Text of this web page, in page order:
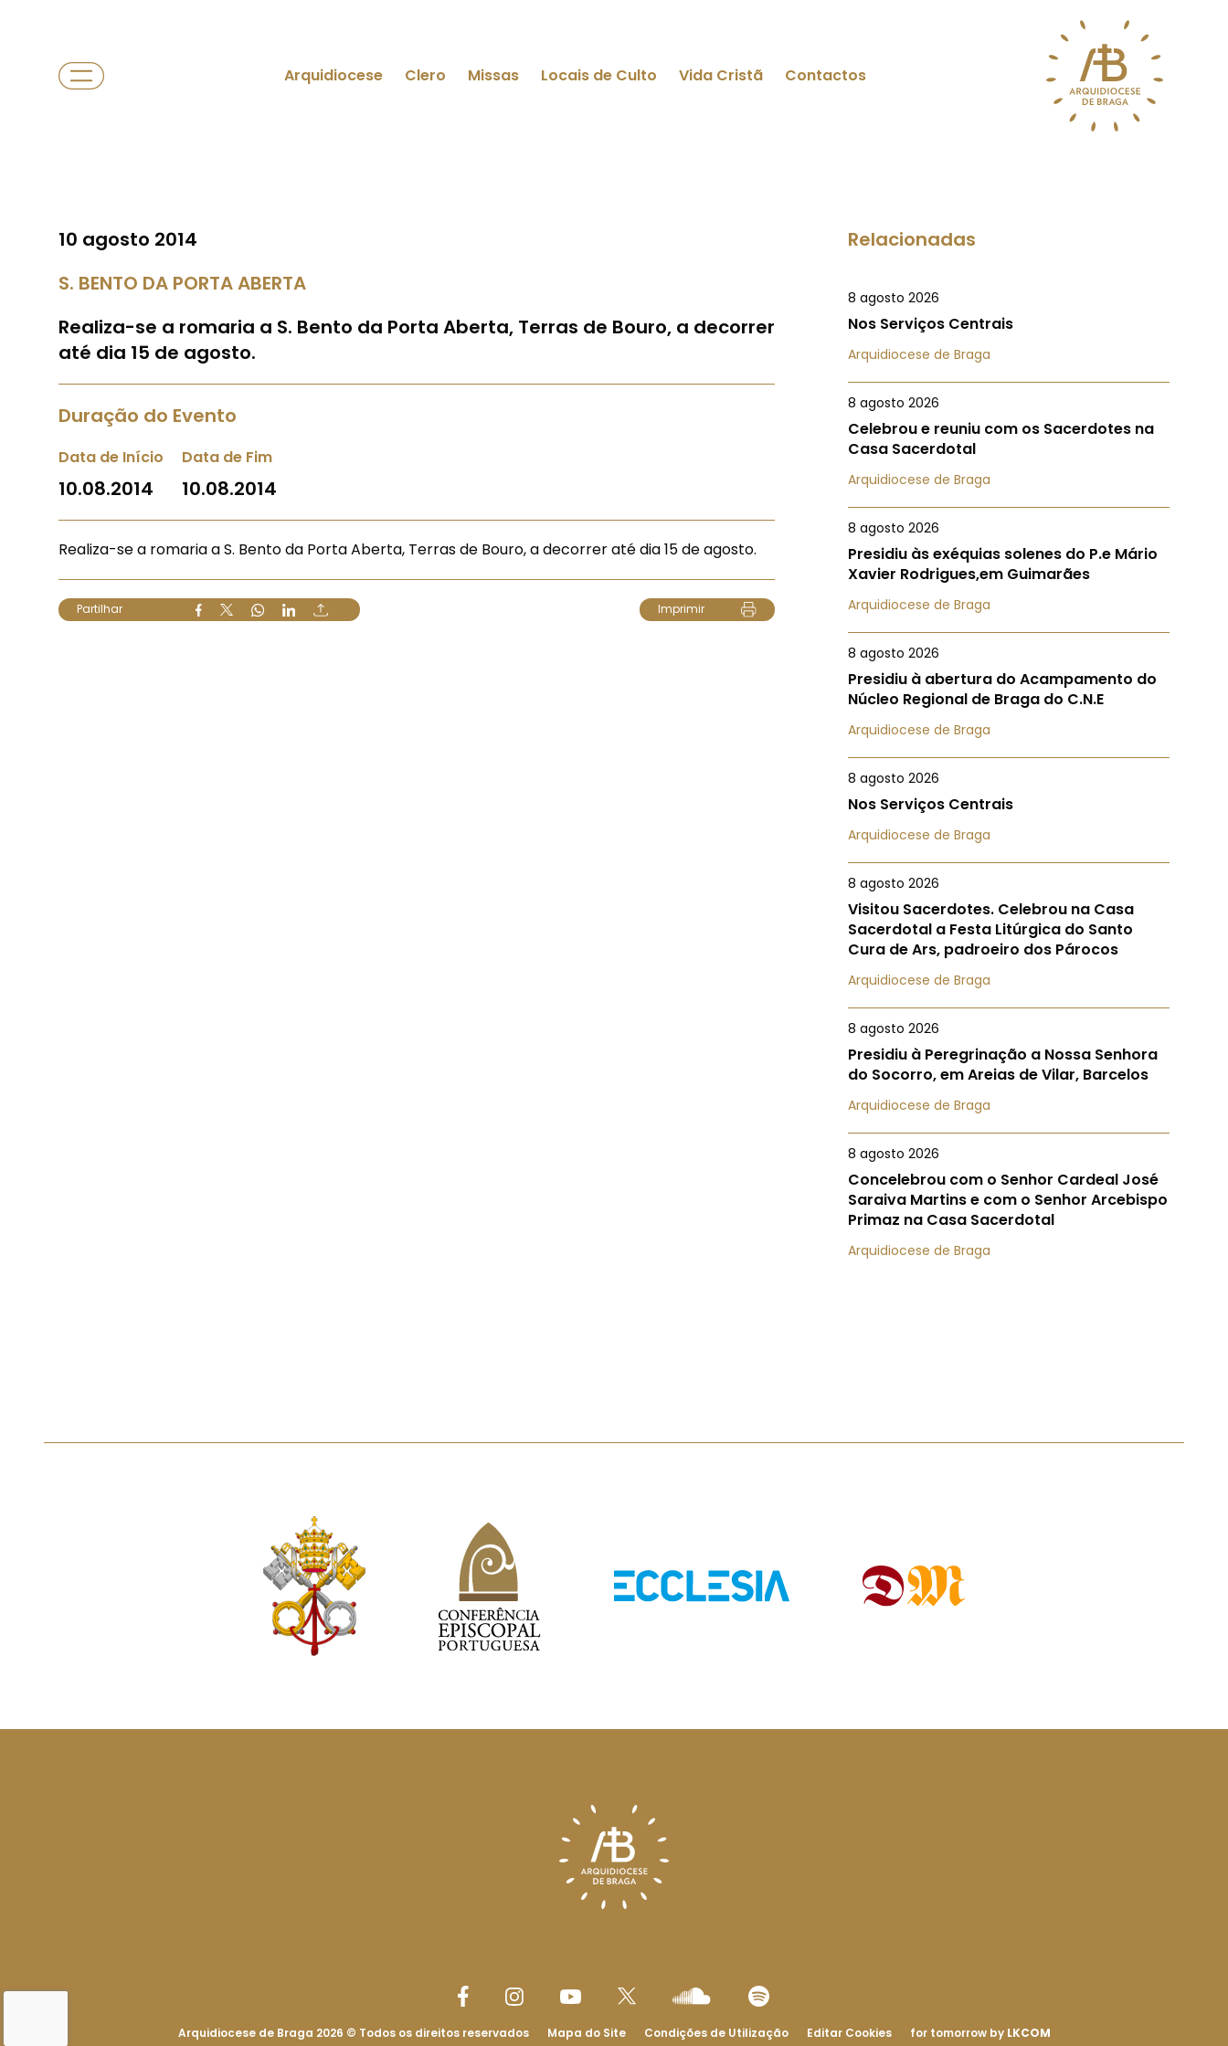
Arquidiocese Clero Missas Locais de Culto Vida Cristã Contactos
10 agosto 2014
S. BENTO DA PORTA ABERTA
Realiza-se a romaria a S. Bento da Porta Aberta, Terras de Bouro, a decorrer
até dia 15 de agosto.
Duração do Evento
Data de Início
10.08.2014
Data de Fim
10.08.2014
Realiza-se a romaria a S. Bento da Porta Aberta, Terras de Bouro, a decorrer até dia 15 de agosto.
Partilhar Imprimir
Relacionadas
8 agosto 2026
Nos Serviços Centrais
Arquidiocese de Braga
8 agosto 2026
Celebrou e reuniu com os Sacerdotes na
Casa Sacerdotal
Arquidiocese de Braga
8 agosto 2026
Presidiu às exéquias solenes do P.e Mário
Xavier Rodrigues,em Guimarães
Arquidiocese de Braga
8 agosto 2026
Presidiu à abertura do Acampamento do
Núcleo Regional de Braga do C.N.E
Arquidiocese de Braga
8 agosto 2026
Nos Serviços Centrais
Arquidiocese de Braga
8 agosto 2026
Visitou Sacerdotes. Celebrou na Casa
Sacerdotal a Festa Litúrgica do Santo
Cura de Ars, padroeiro dos Párocos
Arquidiocese de Braga
8 agosto 2026
Presidiu à Peregrinação a Nossa Senhora
do Socorro, em Areias de Vilar, Barcelos
Arquidiocese de Braga
8 agosto 2026
Concelebrou com o Senhor Cardeal José
Saraiva Martins e com o Senhor Arcebispo
Primaz na Casa Sacerdotal
Arquidiocese de Braga
Arquidiocese de Braga 2026 © Todos os direitos reservados Mapa do Site Condições de Utilização Editar Cookies for tomorrow by LKCOM